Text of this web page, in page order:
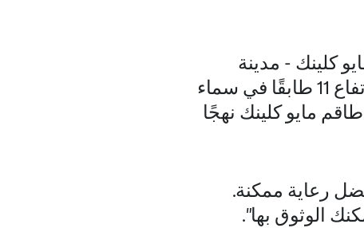
كلينك - مدينة
روتشستر، مجمع سانت ماري، على مساحة 430,000 قدم مربع وبارتفاع 11 طابقًا في سماء
يوفر طاقم مايو كلينك نهجًا
رعاية ممكنة.
الوثوق بها".